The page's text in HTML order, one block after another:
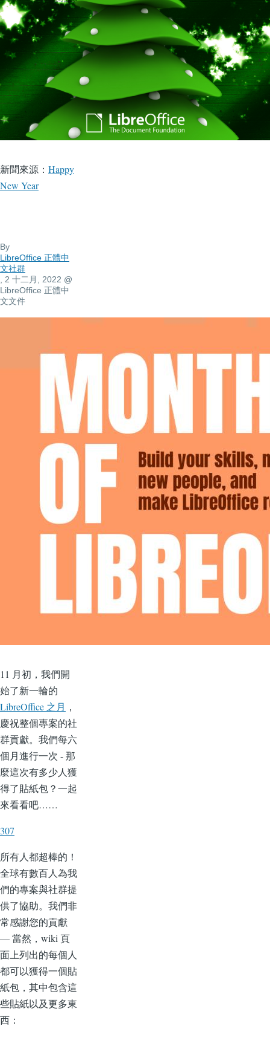
新聞來源： Happy
New Year
By
LibreOffice 正體中
文社群
, 2 十二月, 2022 @
LibreOffice 正體中
文文件
11 月初，我們開
始了新一輪的
LibreOffice 之月 ，
慶祝整個專案的社
群貢獻。我們每六
個月進行一次 - 那
麼這次有多少人獲
得了貼紙包？一起
來看看吧……
307
所有人都超棒的！
全球有數百人為我
們的專案與社群提
供了協助。我們非
常感謝您的貢獻
— 當然，wiki 頁
面上列出的每個人
都可以獲得一個貼
紙包，其中包含這
些貼紙以及更多東
西：